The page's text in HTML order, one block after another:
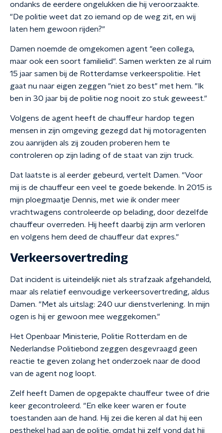
ondanks de eerdere ongelukken die hij veroorzaakte.
"De politie weet dat zo iemand op de weg zit, en wij
laten hem gewoon rijden?"
Damen noemde de omgekomen agent "een collega,
maar ook een soort familielid". Samen werkten ze al ruim
15 jaar samen bij de Rotterdamse verkeerspolitie. Het
gaat nu naar eigen zeggen "niet zo best" met hem. "Ik
ben in 30 jaar bij de politie nog nooit zo stuk geweest."
Volgens de agent heeft de chauffeur hardop tegen
mensen in zijn omgeving gezegd dat hij motoragenten
zou aanrijden als zij zouden proberen hem te
controleren op zijn lading of de staat van zijn truck.
Dat laatste is al eerder gebeurd, vertelt Damen. "Voor
mij is de chauffeur een veel te goede bekende. In 2015 is
mijn ploegmaatje Dennis, met wie ik onder meer
vrachtwagens controleerde op belading, door dezelfde
chauffeur overreden. Hij heeft daarbij zijn arm verloren
en volgens hem deed de chauffeur dat expres."
Verkeersovertreding
Dat incident is uiteindelijk niet als strafzaak afgehandeld,
maar als relatief eenvoudige verkeersovertreding, aldus
Damen. "Met als uitslag: 240 uur dienstverlening. In mijn
ogen is hij er gewoon mee weggekomen."
Het Openbaar Ministerie, Politie Rotterdam en de
Nederlandse Politiebond zeggen desgevraagd geen
reactie te geven zolang het onderzoek naar de dood
van de agent nog loopt.
Zelf heeft Damen de opgepakte chauffeur twee of drie
keer gecontroleerd. "En elke keer waren er foute
toestanden aan de hand. Hij zei die keren al dat hij een
pesthekel had aan de politie, omdat hij zelf vond dat hij